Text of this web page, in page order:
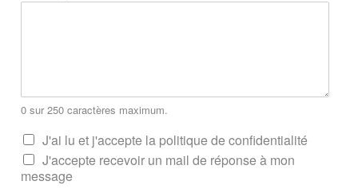
0 sur 250 caractères maximum.
J'ai lu et j'accepte la politique de confidentialité
J'accepte recevoir un mail de réponse à mon
message